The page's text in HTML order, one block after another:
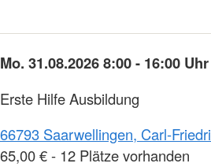
Mo. 31.08.2026 8:00 - 16:00 Uhr
Erste Hilfe Ausbildung
66793 Saarwellingen, Carl-
65,00 € - 12 Plätze vorhanden